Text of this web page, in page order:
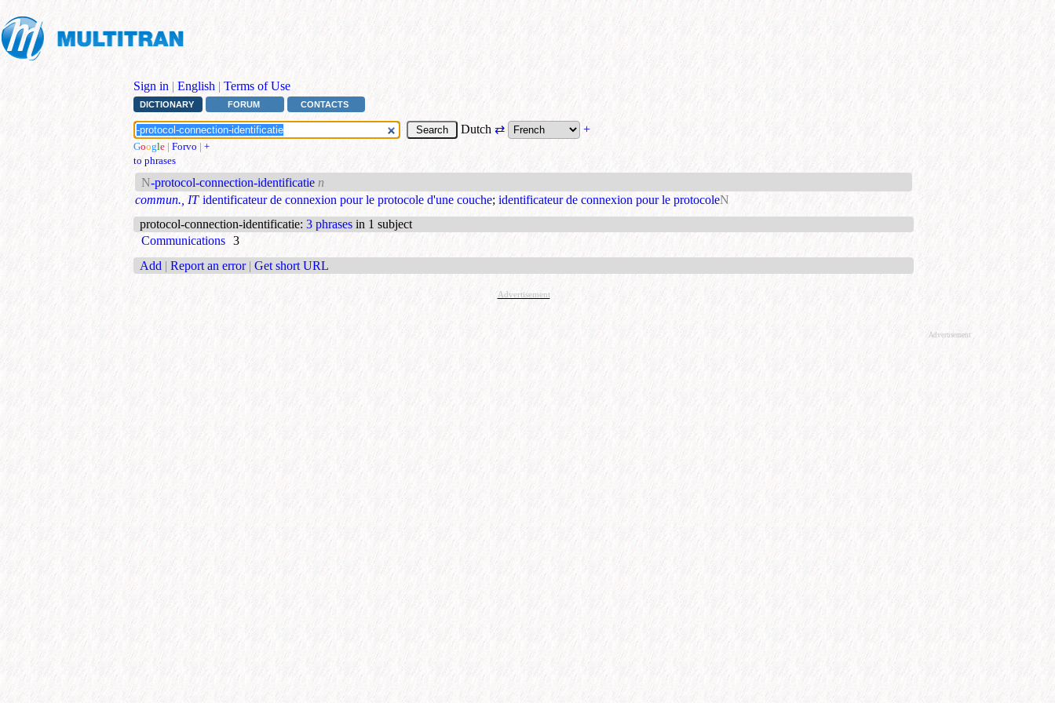
Sign in | English | Terms of Use
DICTIONARY FORUM CONTACTS
Dutch⇄ +
Google | Forvo | +
to phrases
N-protocol-connection-identificatie n
commun., IT identificateur de connexion pour le protocole d'une couche; identificateur de connexion pour le protocoleN
protocol-connection-identificatie: 3 phrases in 1 subject
Communications 3
Add | Report an error | Get short URL
Advertisement
Advertisement